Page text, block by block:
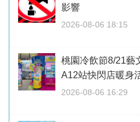
影響
2026-08-06 18:15
桃園冷飲節8/21藝
A12站快閃店暖身
2026-08-06 16:29